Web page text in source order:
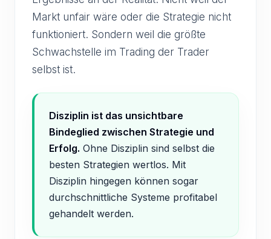
Markt unfair wäre oder die Strategie nicht
funktioniert. Sondern weil die größte
Schwachstelle im Trading der Trader
selbst ist.
Disziplin ist das unsichtbare
Bindeglied zwischen Strategie und
Erfolg. Ohne Disziplin sind selbst die
besten Strategien wertlos. Mit
Disziplin hingegen können sogar
durchschnittliche Systeme profitabel
gehandelt werden.